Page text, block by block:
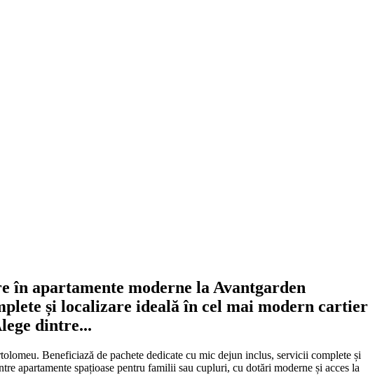
în apartamente moderne la Avantgarden
și localizare ideală în cel mai modern cartier
dintre...
Beneficiază de pachete dedicate cu mic dejun inclus, servicii complete și
apartamente spațioase pentru familii sau cupluri, cu dotări moderne și acces la